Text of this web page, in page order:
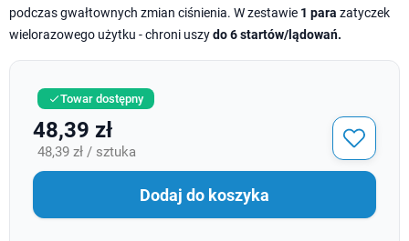
podczas gwałtownych zmian ciśnienia. W zestawie 1 para zatyczek
wielorazowego użytku - chroni uszydo 6 startów/lądowań.
Towar dostępny
48,39 zł
48,39 zł / sztuka
Dodaj do koszyka